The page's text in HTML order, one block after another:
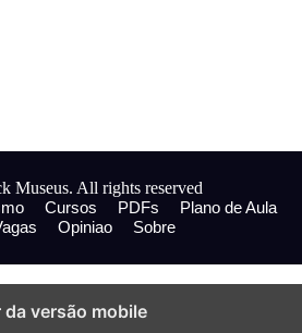
Museus. All rights reserved
Cursos PDFs
Plano de Aula
Opiniao Sobre
da versão mobile